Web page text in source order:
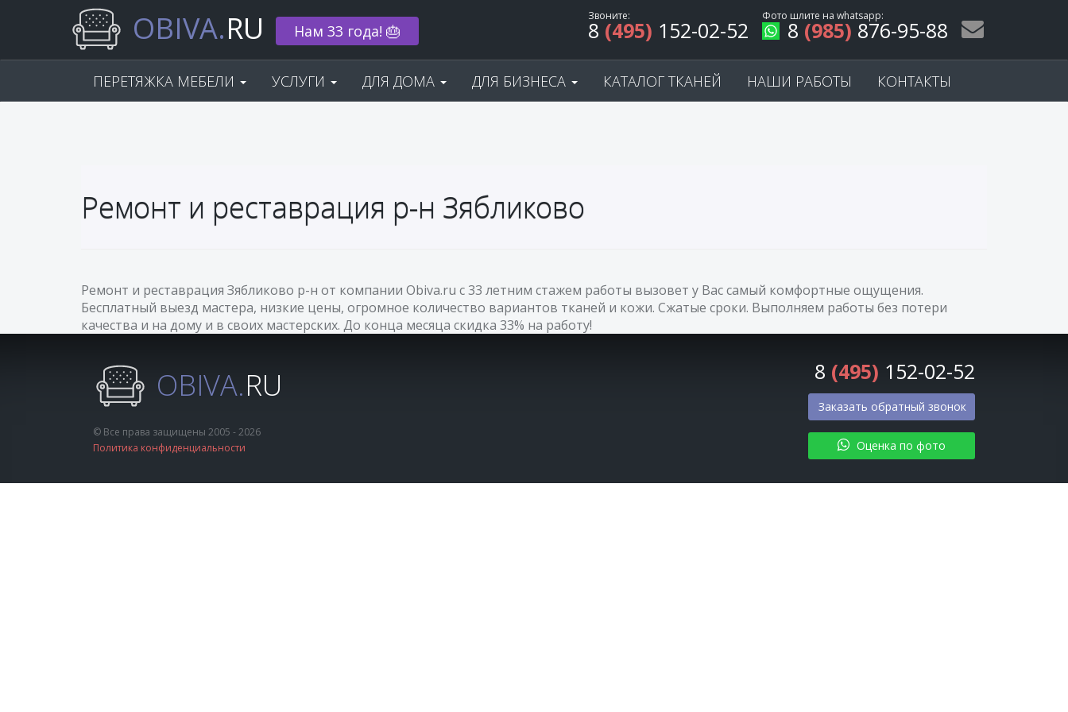
OBIVA.RU Нам 33 года! 🎂
Звоните:
8 (495) 152-02-52
Фото шлите на whatsapp:
8 (985) 876-95-88
ПЕРЕТЯЖКА МЕБЕЛИ УСЛУГИ ДЛЯ ДОМА ДЛЯ БИЗНЕСА КАТАЛОГ ТКАНЕЙ НАШИ РАБОТЫ КОНТАКТЫ
Ремонт и реставрация р-н Зябликово
Ремонт и реставрация Зябликово р-н от компании Obiva.ru с 33 летним стажем работы вызовет у Вас самый комфортные ощущения.
Бесплатный выезд мастера, низкие цены, огромное количество вариантов тканей и кожи. Сжатые сроки. Выполняем работы без потери
качества и на дому и в своих мастерских. До конца месяца скидка 33% на работу!
OBIVA.RU
© Все права защищены 2005 - 2026
Политика конфиденциальности
8 (495) 152-02-52
Заказать обратный звонок
Оценка по фото